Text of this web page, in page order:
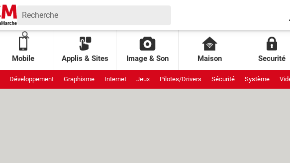
Mobile Applis & Sites Image & Son Maison Securité
Développement Graphisme Internet Jeux Pilotes/Drivers Sécurité Système